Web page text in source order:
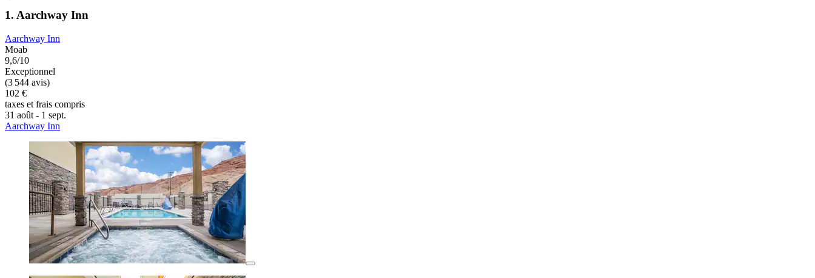
1. Aarchway Inn
Aarchway Inn
Moab
9,6/10
Exceptionnel
(3 544 avis)
102 €
taxes et frais compris
31 août - 1 sept.
Aarchway Inn